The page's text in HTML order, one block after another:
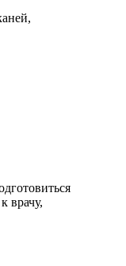
врачу,